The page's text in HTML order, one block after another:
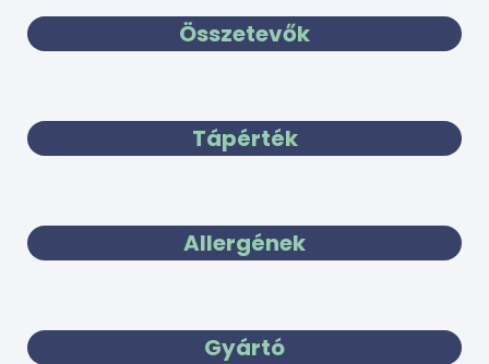
Összetevők
Tápérték
Allergének
Gyártó